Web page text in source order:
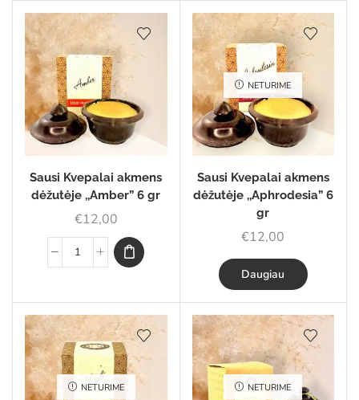
Sausi Kvepalai akmens
dėžutėje ,,Amber” 6 gr
€12,00
NETURIME
Sausi Kvepalai akmens
dėžutėje ,,Aphrodesia” 6
gr
€12,00
Daugiau
NETURIME NETURIME